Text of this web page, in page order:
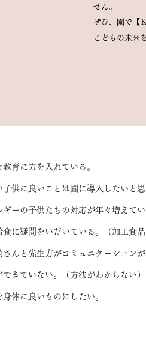
せん。
ぜひ、園で【
こどもの未来
育に力を入れている。
供に良いことは園に導入したいと思
ーの子供たちの対応が年々増えてい
に疑問をいだいている。（加工食品
んと先生方がコミュニケーション
きていない。（方法がわからない）
体に良いものにしたい。